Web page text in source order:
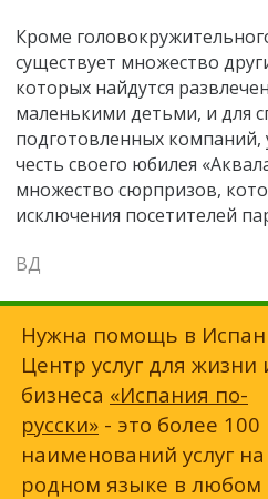
Кроме
существует множество
которых найдутся
маленькими детьми, и для
подготовленных
честь своего юбилея
множество сюрпризов,
исключения посетителей
ВД
Нужна помощь в
Центр услуг для жизни
бизнеса «Испания по-
русски» - это более 100
наименований услуг на
родном языке в любом